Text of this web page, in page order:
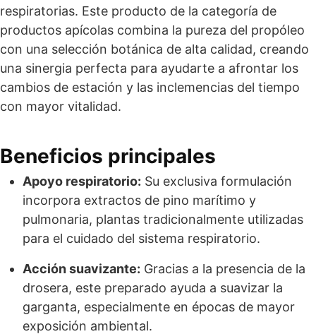
respiratorias. Este producto de la categoría de
productos apícolas combina la pureza del propóleo
con una selección botánica de alta calidad, creando
una sinergia perfecta para ayudarte a afrontar los
cambios de estación y las inclemencias del tiempo
con mayor vitalidad.
Beneficios principales
Apoyo respiratorio: Su exclusiva formulación
incorpora extractos de pino marítimo y
pulmonaria, plantas tradicionalmente utilizadas
para el cuidado del sistema respiratorio.
Acción suavizante: Gracias a la presencia de la
drosera, este preparado ayuda a suavizar la
garganta, especialmente en épocas de mayor
exposición ambiental.